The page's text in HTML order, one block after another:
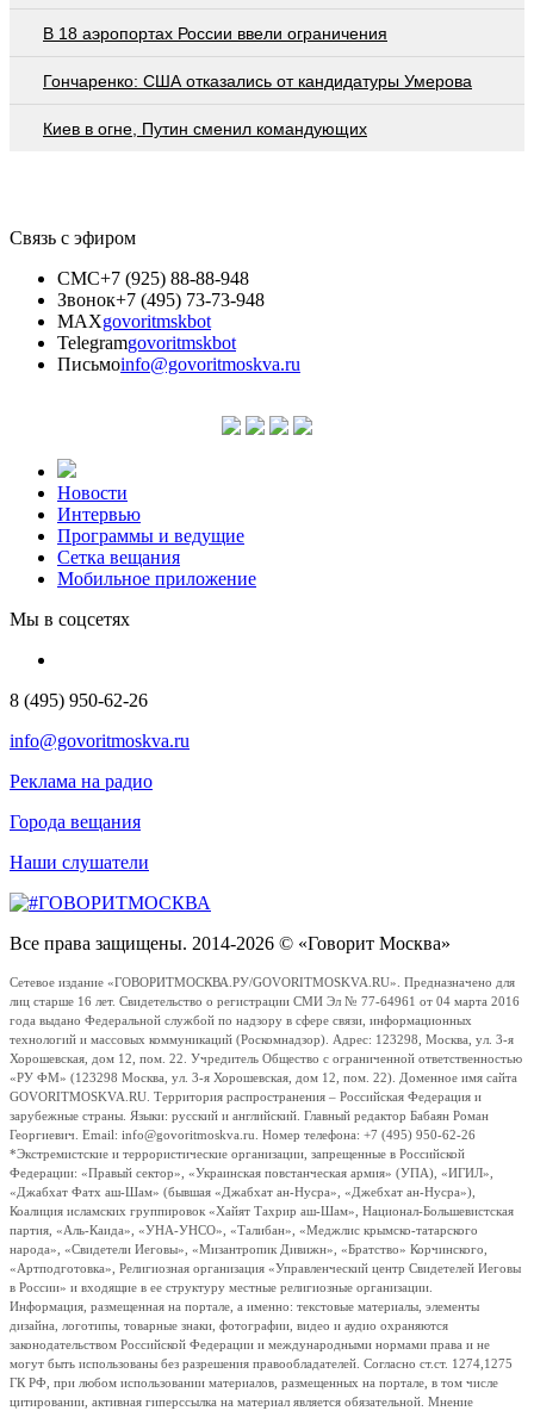
В 18 аэропортах России ввели ограничения
Гончаренко: США отказались от кандидатуры Умерова
Киев в огне, Путин сменил командующих
Связь с эфиром
СМС+7 (925) 88-88-948
Звонок+7 (495) 73-73-948
MAXgovoritmskbot
Telegramgovoritmskbot
Письмоinfo@govoritmoskva.ru
Новости
Интервью
Программы и ведущие
Сетка вещания
Мобильное приложение
Мы в соцсетях
8 (495) 950-62-26
info@govoritmoskva.ru
Реклама на радио
Города вещания
Наши слушатели
Все права защищены. 2014-2026 © «Говорит Москва»
Сетевое издание «ГОВОРИТМОСКВА.РУ/GOVORITMOSKVA.RU». Предназначено для
лиц старше 16 лет. Свидетельство о регистрации СМИ Эл № 77-64961 от 04 марта 2016
года выдано Федеральной службой по надзору в сфере связи, информационных
технологий и массовых коммуникаций (Роскомнадзор). Адрес: 123298, Москва, ул. 3-я
Хорошевская, дом 12, пом. 22. Учредитель Общество с ограниченной ответственностью
«РУ ФМ» (123298 Москва, ул. 3-я Хорошевская, дом 12, пом. 22). Доменное имя сайта
GOVORITMOSKVA.RU. Территория распространения – Российская Федерация и
зарубежные страны. Языки: русский и английский. Главный редактор Бабаян Роман
Георгиевич. Email: info@govoritmoskva.ru. Номер телефона: +7 (495) 950-62-26
*Экстремистские и террористические организации, запрещенные в Российской
Федерации: «Правый сектор», «Украинская повстанческая армия» (УПА), «ИГИЛ»,
«Джабхат Фатх аш-Шам» (бывшая «Джабхат ан-Нусра», «Джебхат ан-Нусра»),
Коалиция исламских группировок «Хайят Тахрир аш-Шам», Национал-Большевистская
партия, «Аль-Каида», «УНА-УНСО», «Талибан», «Меджлис крымско-татарского
народа», «Свидетели Иеговы», «Мизантропик Дивижн», «Братство» Корчинского,
«Артподготовка», Религиозная организация «Управленческий центр Свидетелей Иеговы
в России» и входящие в ее структуру местные религиозные организации.
Информация, размещенная на портале, а именно: текстовые материалы, элементы
дизайна, логотипы, товарные знаки, фотографии, видео и аудио охраняются
законодательством Российской Федерации и международными нормами права и не
могут быть использованы без разрешения правообладателей. Согласно ст.ст. 1274,1275
ГК РФ, при любом использовании материалов, размещенных на портале, в том числе
цитировании, активная гиперссылка на материал является обязательной. Мнение